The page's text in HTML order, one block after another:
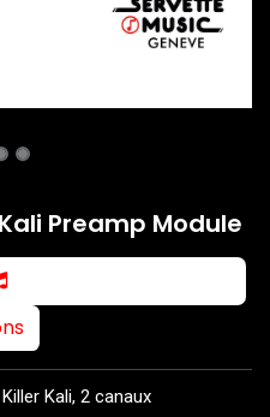
Preamp Module
Kali, 2 canaux